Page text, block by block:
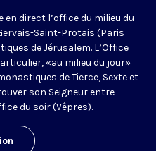
en direct l’office du milieu du
Saint-Protais (Paris
de Jérusalem. L’Office
«au milieu du jour»
de Tierce, Sexte et
son Seigneur entre
du soir (Vêpres).